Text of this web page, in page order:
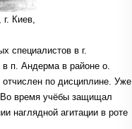
Киев,
специалистов в г.
п. Андерма в районе о.
по дисциплине. Уже
Во время учёбы защищал
наглядной агитации в роте